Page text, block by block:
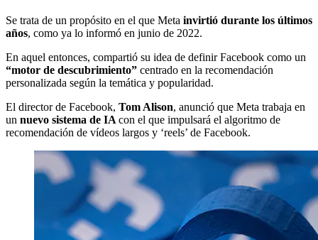
Se trata de un propósito en el que Meta invirtió durante los últimos
años, como ya lo informó en junio de 2022.
En aquel entonces, compartió su idea de definir Facebook como un
“motor de descubrimiento” centrado en la recomendación
personalizada según la temática y popularidad.
El director de Facebook, Tom Alison, anunció que Meta trabaja en
un nuevo sistema de IA con el que impulsará el algoritmo de
recomendación de vídeos largos y ‘reels’ de Facebook.